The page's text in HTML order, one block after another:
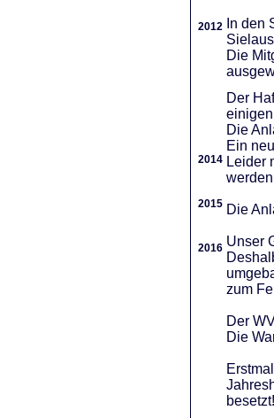
2012
2014
2015
2016
In den
Die
Der
Die
Ein
Leider
Die
Unser
zum
Der
Die
besetzt!